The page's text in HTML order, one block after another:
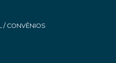
/ CONVÊNIOS